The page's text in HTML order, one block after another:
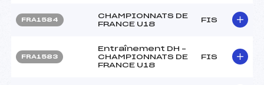
FRA1584
CHAMPIONNATS DE
FRANCE U18
FIS
FRA1583
Entraînement DH –
CHAMPIONNATS DE
FRANCE U18
FIS